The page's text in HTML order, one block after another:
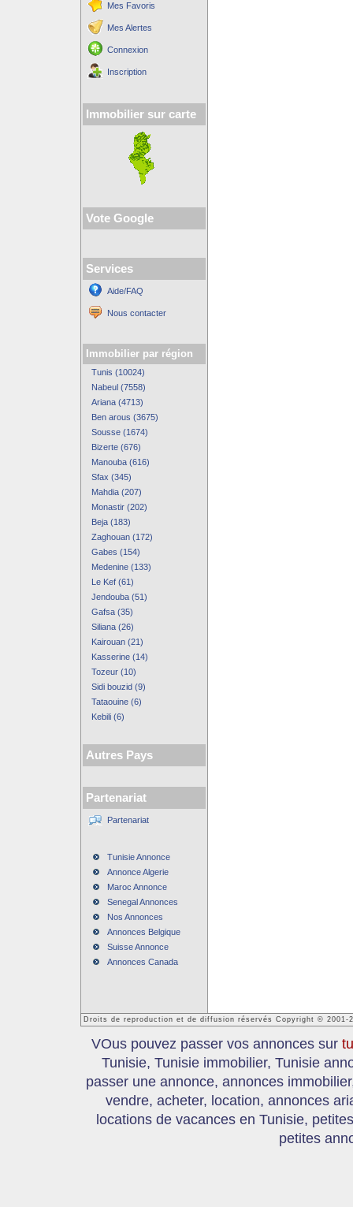
Mes Favoris
Mes Alertes
Connexion
Inscription
Immobilier sur carte
Vote Google
Services
Aide/FAQ
Nous contacter
Immobilier par région
Tunis (10024)
Nabeul (7558)
Ariana (4713)
Ben arous (3675)
Sousse (1674)
Bizerte (676)
Manouba (616)
Sfax (345)
Mahdia (207)
Monastir (202)
Beja (183)
Zaghouan (172)
Gabes (154)
Medenine (133)
Le Kef (61)
Jendouba (51)
Gafsa (35)
Siliana (26)
Kairouan (21)
Kasserine (14)
Tozeur (10)
Sidi bouzid (9)
Tataouine (6)
Kebili (6)
Autres Pays
Partenariat
Partenariat
Tunisie Annonce
Annonce Algerie
Maroc Annonce
Senegal Annonces
Nos Annonces
Annonces Belgique
Suisse Annonce
Annonces Canada
Droits de reproduction et de diffusion réservés Copyright © 2001-
VOus pouvez passer vos annonces sur
Tunisie, Tunisie immobilier, Tunisie
passer une annonce, annonces
vendre, acheter, location, annonces
locations de vacances en Tunisie,
petites